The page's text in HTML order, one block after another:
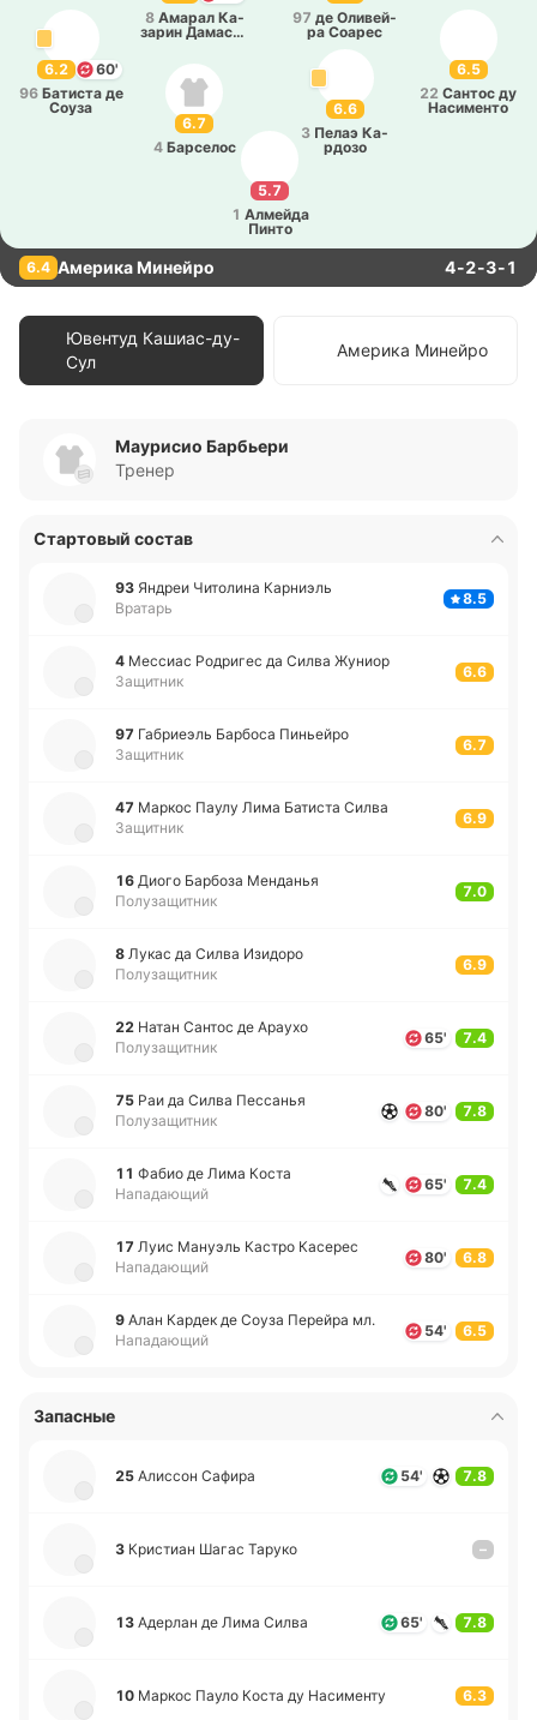
5.7
1 Алмей­да
Пинто
6.2
60'
96 Ба­ти­ста де
Соуза
6.6
3 Пелаэ Ка­
рдо­зо
6.5
22 Сантос ду
На­си­ме­нто
6.7
4 Ба­рсе­лос
97 де Оли­вей­
ра Соарес
8 Амарал Ка­
за­рин Да­ма­се­
6.4 Америка Минейро 4-2-3-1
Ювентуд Кашиас-ду-
Сул
Америка Минейро
Маурисио Барбьери
Тренер
Стартовый состав
93 Яндреи Чи­то­ли­на Ка­рниэль
Вратарь
8.5
4 Ме­ссиас Ро­дри­гес да Силва Жуниор
Защитник
6.6
97 Га­бриеэль Ба­рбо­са Пи­ньей­ро
Защитник
6.7
47 Маркос Паулу Лима Ба­ти­ста Силва
Защитник
6.9
16 Диого Ба­рбо­за Ме­нда­нья
Полузащитник
7.0
8 Лукас да Силва Изи­до­ро
Полузащитник
6.9
22 Натан Сантос де Араухо
Полузащитник
65' 7.4
75 Раи да Силва Пе­сса­нья
Полузащитник
80' 7.8
11 Фабио де Лима Коста
Нападающий
65' 7.4
17 Луис Ма­нуэль Кастро Ка­се­рес
Нападающий
80' 6.8
9 Алан Кардек де Соуза Пе­рей­ра мл.
Нападающий
54' 6.5
Запасные
25 Али­ссон Сафира 54' 7.8
3 Кри­стиан Шагас Таруко –
13 Аде­рлан де Лима Силва 65' 7.8
10 Маркос Пауло Коста ду На­си­ме­нту 6.3